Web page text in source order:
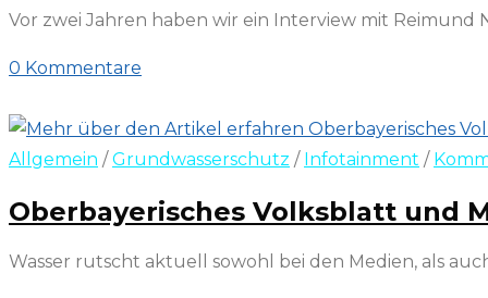
Vor zwei Jahren haben wir ein Interview mit Reimund
0 Kommentare
Allgemein /Grundwasserschutz / Infotainment /
Oberbayerisches Volksblatt und
Wasser rutscht aktuell sowohl bei den Medien, als